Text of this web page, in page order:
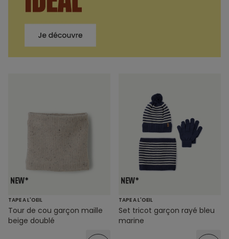
TAPE A L'OEIL
Tour de cou garçon maille
beige doublé
TAPE A L'OEIL
Set tricot garçon rayé bleu
marine